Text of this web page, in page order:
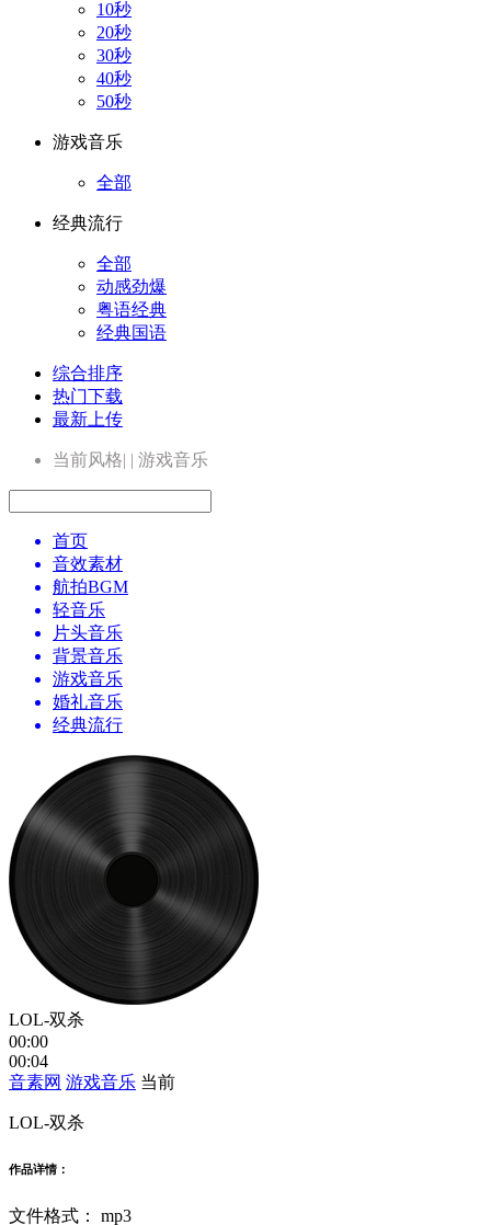
10秒
20秒
30秒
40秒
50秒
游戏音乐
全部
经典流行
全部
动感劲爆
粤语经典
经典国语
综合排序
热门下载
最新上传
当前风格| | 游戏音乐
首页
音效素材
航拍BGM
轻音乐
片头音乐
背景音乐
游戏音乐
婚礼音乐
经典流行
LOL-双杀
00:00
00:04
音素网 游戏音乐 当前
LOL-双杀
作品详情：
文件格式： mp3